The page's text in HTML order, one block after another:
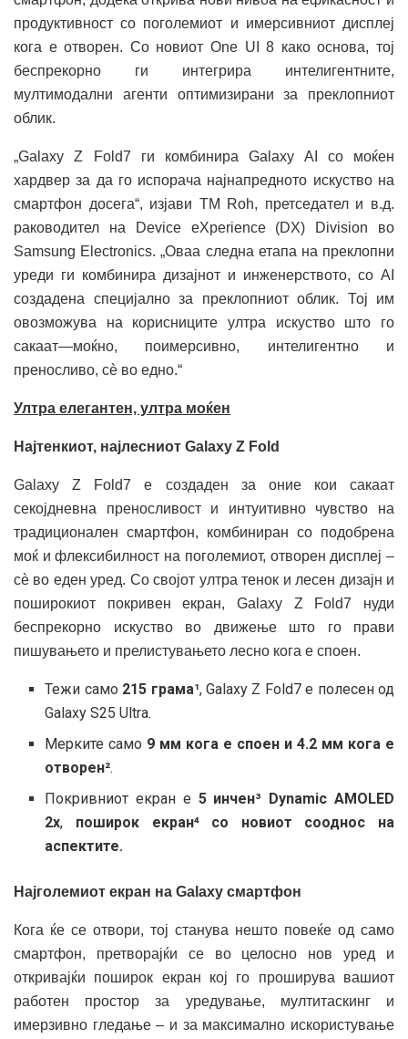
продуктивност со поголемиот и имерсивниот дисплеј
кога е отворен. Со новиот One UI 8 како основа, тој
беспрекорно ги интегрира интелигентните,
мултимодални агенти оптимизирани за преклопниот
облик.
„Galaxy Z Fold7 ги комбинира Galaxy AI со моќен
хардвер за да го испорача најнапредното искуство на
смартфон досега“, изјави TM Roh, претседател и в.д.
раководител на Device eXperience (DX) Division во
Samsung Electronics. „Оваа следна етапа на преклопни
уреди ги комбинира дизајнот и инженерството, со AI
создадена специјално за преклопниот облик. Тој им
овозможува на корисниците ултра искуство што го
сакаат—моќно, поимерсивно, интелигентно и
преносливо, сè во едно.“
Ултра елегантен, ултра моќен
Најтенкиот, најлесниот Galaxy Z Fold
Galaxy Z Fold7 е создаден за оние кои сакаат
секојдневна преносливост и интуитивно чувство на
традиционален смартфон, комбиниран со подобрена
моќ и флексибилност на поголемиот, отворен дисплеј –
сè во еден уред. Со својот ултра тенок и лесен дизајн и
поширокиот покривен екран, Galaxy Z Fold7 нуди
беспрекорно искуство во движење што го прави
пишувањето и прелистувањето лесно кога е споен.
Тежи само 215 грама¹, Galaxy Z Fold7 е полесен од
Galaxy S25 Ultra.
Мерките само 9 мм кога е споен и 4.2 мм кога е
отворен².
Покривниот екран е 5 инчен³ Dynamic AMOLED
2x, поширок екран⁴ со новиот сооднос на
аспектите.
Најголемиот екран на Galaxy смартфон
Кога ќе се отвори, тој станува нешто повеќе од само
смартфон, претворајќи се во целосно нов уред и
откривајќи поширок екран кој го проширува вашиот
работен простор за уредување, мултитаскинг и
имерзивно гледање – и за максимално искористување